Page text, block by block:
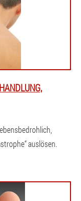
auslösen.